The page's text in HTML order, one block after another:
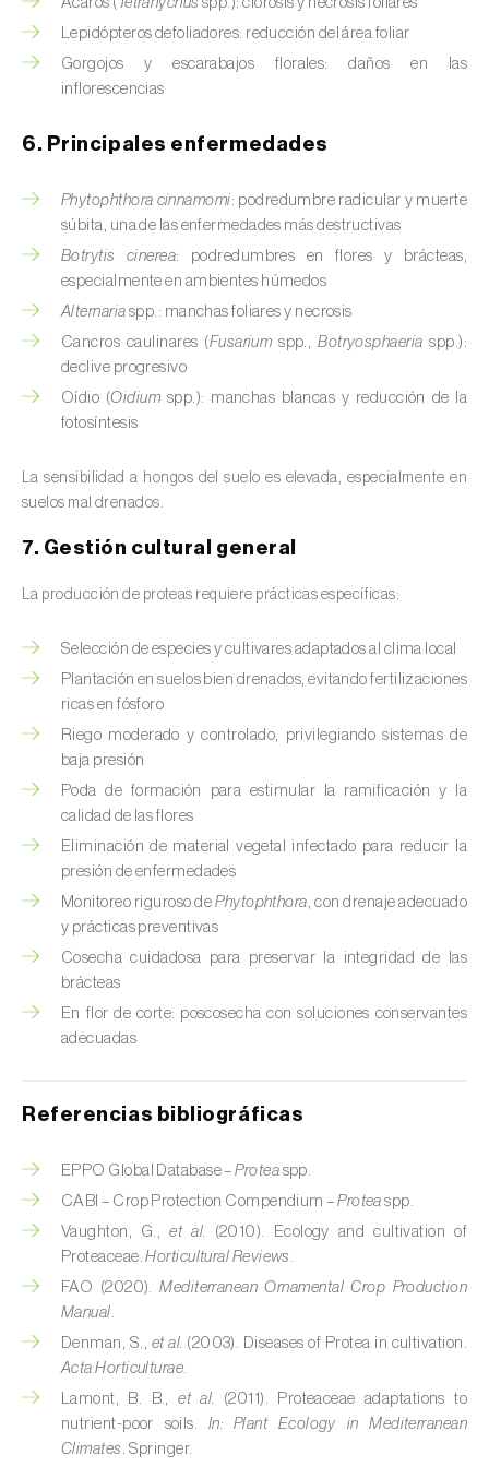
Cedro (Cedrus spp.)
Centeno ( Secale cereale
Chirivía ( Pastinaca sativa)
Ciruelo ( Prunus domestica L.
Cítricos (Citrus spp.)
Clavel (Dianthus caryophyllus
Cocotero ( Cocos nucifera
Colza (Brassica napus
Crisantemo (Chrysanthemum spp.
Drácena (Dracaena spp.)
Encina (Quercus ilex e Quercus rotundifolia)
Endivia ( Cichorium intybus
Espárrago (Asparagus officinalis)
Espinaca (Spinacia oleracea)
Feijoa (Feijoa sellowiana)
Frambuesa ( Rubus idaeus)
Frambuesa negra (Rubus occidentalis
Fresa (Fragaria spp.
Fresno (Fraxinus spp.
Girasol (Helianthus annuus)
Granado ( Punica granatum)
Grosellero ( Ribes uva-crispa
Grosellero negro (
Guayabo (Psidium guajava
Guindilla, chile y rocoto (Capsicum annuum,
C. frutescens e C. pubescens
Lepidópteros defoliadores: reducción del área foliar
Gorgojos y escarabajos florales: daños en las
inflorescencias
6. Principales enfermedades
Phytophthora cinnamomi: podredumbre radicular y muerte
súbita, una de las enfermedades más destructivas
Botrytis cinerea: podredumbres en flores y brácteas,
especialmente en ambientes húmedos
Alternaria spp.: manchas foliares y necrosis
Cancros caulinares (Fusarium spp.,Botryosphaeria spp.):
declive progresivo
Oídio (Oidium spp.): manchas blancas y reducción de la
fotosíntesis
La sensibilidad a hongos del suelo es elevada, especialmente en
suelos mal drenados.
7. Gestión cultural general
La producción de proteas requiere prácticas específicas:
Selección de especies y cultivares adaptados al clima local
Plantación en suelos bien drenados, evitando fertilizaciones
ricas en fósforo
Riego moderado y controlado, privilegiando sistemas de
baja presión
Poda de formación para estimular la ramificación y la
calidad de las flores
Eliminación de material vegetal infectado para reducir la
presión de enfermedades
Monitoreo riguroso dePhytophthora, con drenaje adecuado
y prácticas preventivas
Cosecha cuidadosa para preservar la integridad de las
brácteas
En flor de corte: poscosecha con soluciones conservantes
adecuadas
Referencias bibliográficas
EPPO Global Database –Protea spp.
CABI – Crop Protection Compendium –Protea spp.
Vaughton, G.,et al.
(2010). Ecology and cultivation of
Proteaceae.Horticultural Reviews
FAO (2020).Mediterranean Ornamental Crop Production
Manual
Denman, S., et al. (2003). Diseases of Protea in cultivation.
Acta Horticulturae
Lamont, B. B.,et al.
(2011). Proteaceae adaptations to
nutrient-poor soils. In:
Plant Ecology in Mediterranean
Climates . Springer.